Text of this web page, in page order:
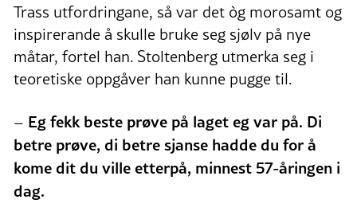
Trass utfordringane, så var det òg morosamt og
inspirerande å skulle bruke seg sjølv på nye
måtar, fortel han. Stoltenberg utmerka seg i
teoretiske oppgåver han kunne pugge til.
– Eg fekk beste prøve på laget eg var på. Di
betre prøve, di betre sjanse hadde du for å
kome dit du ville etterpå, minnest 57-åringen i
dag.